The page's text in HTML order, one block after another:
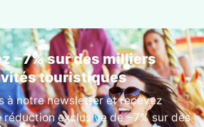
−7% sur des milliers
touristiques
à notre newsletter et recevez
réduction exclusive de −7% sur des